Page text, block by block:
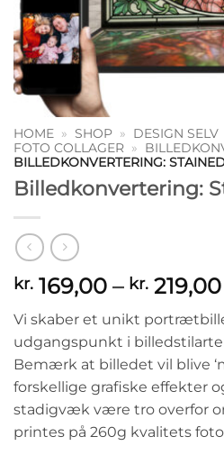
HOME » SHOP » DESIGN SELV
FOTO COLLAGER »
BILLEDKONVERTERING:
Billedkonvertering:
kr. 169,00 – kr. 219,00
Vi skaber et unikt
udgangspunkt i
Bemærk at billedet vil blive
forskellige grafiske effekter
stadigvæk være tro overfor
printes på 260g kvalitets